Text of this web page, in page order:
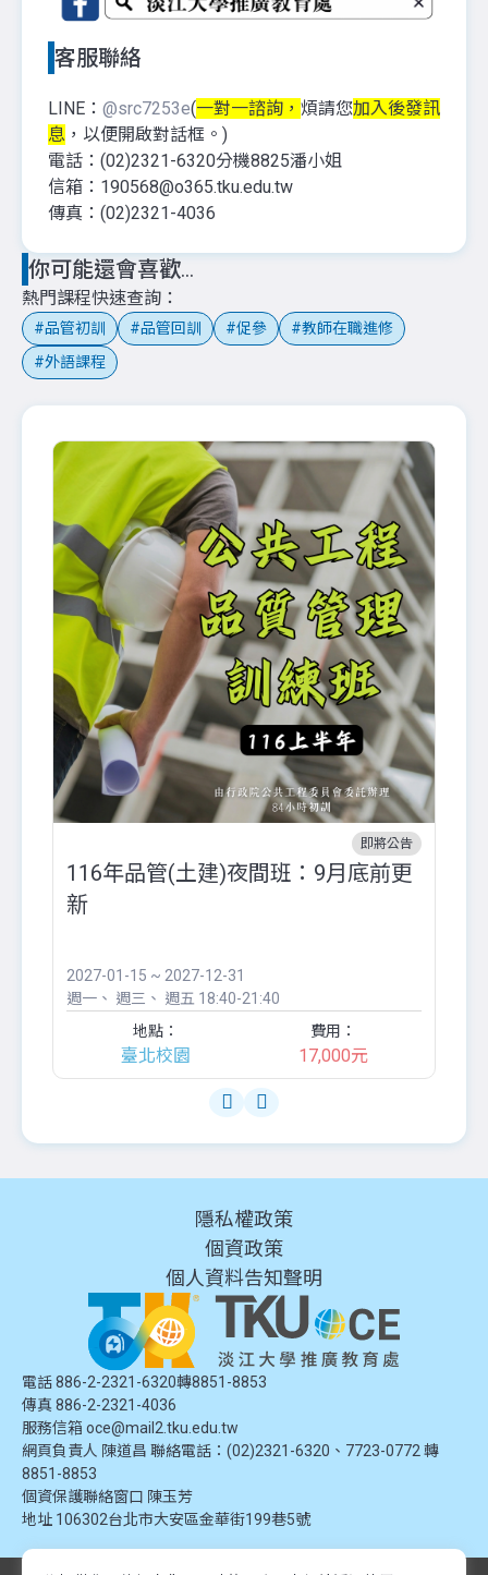
客服聯絡
LINE： @src7253e(一對一諮詢， 煩請您加入後發訊
息 ，以便開啟對話框。)
電話：(02)2321-6320分機8825潘小姐
信箱：190568@o365.tku.edu.tw
傳真：(02)2321-4036
你可能還會喜歡...
熱門課程快速查詢
品管初訓 品管回訓 促參
教師在職進修
外語課程
即將公告
116年品管(土建)夜間班：9月底前更
新
2027-01-15 ~ 2027-12-31
週一
週三 週五 18:40-21:40
地點：
臺北校園
費用：
17,000元
隱私權政策
個資政策
個人資料告知聲明
電話 886-2-2321-6320轉8851-8853
傳真 886-2-2321-4036
服務信箱 oce@mail2.tku.edu.tw
網頁負責人 陳道昌 聯絡電話：(02)2321-6320、7723-0772 轉
8851-8853
個資保護聯絡窗口 陳玉芳
地址 106302台北市大安區金華街199巷5號